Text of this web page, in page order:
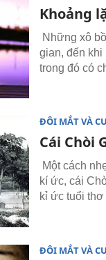
Khoảng
Những xô
gian, đến khi
trong đó có
ĐÔI MẮT VÀ
Cái Chòi
Một cách
kí ức, cái
kỉ ức tuổi thơ
ĐÔI MẮT VÀ